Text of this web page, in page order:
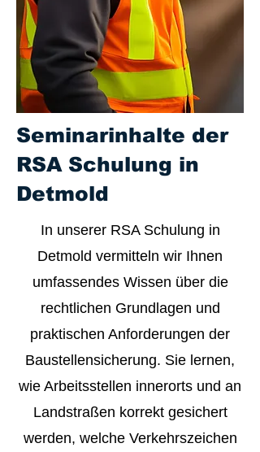
Seminarinhalte der
RSA Schulung in
Detmold
In unserer RSA Schulung in
Detmold vermitteln wir Ihnen
umfassendes Wissen über die
rechtlichen Grundlagen und
praktischen Anforderungen der
Baustellensicherung. Sie lernen,
wie Arbeitsstellen innerorts und an
Landstraßen korrekt gesichert
werden, welche Verkehrszeichen